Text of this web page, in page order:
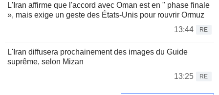
L'Iran affirme que l'accord avec Oman est en " phase finale
», mais exige un geste des États-Unis pour rouvrir Ormuz
13:44
RE
L'Iran diffusera prochainement des images du Guide
suprême, selon Mizan
13:25
RE